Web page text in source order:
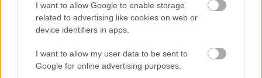
I want to allow Google to enable storage
related to advertising like cookies on web or
device identifiers in apps.
I want to allow my user data to be sent to
Google for online advertising purposes.